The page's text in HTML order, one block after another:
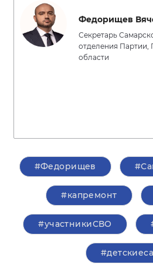
Федорищев
Секретарь
отделения Партии,
области
#Федорищев
#капремонт
#участникиСВО